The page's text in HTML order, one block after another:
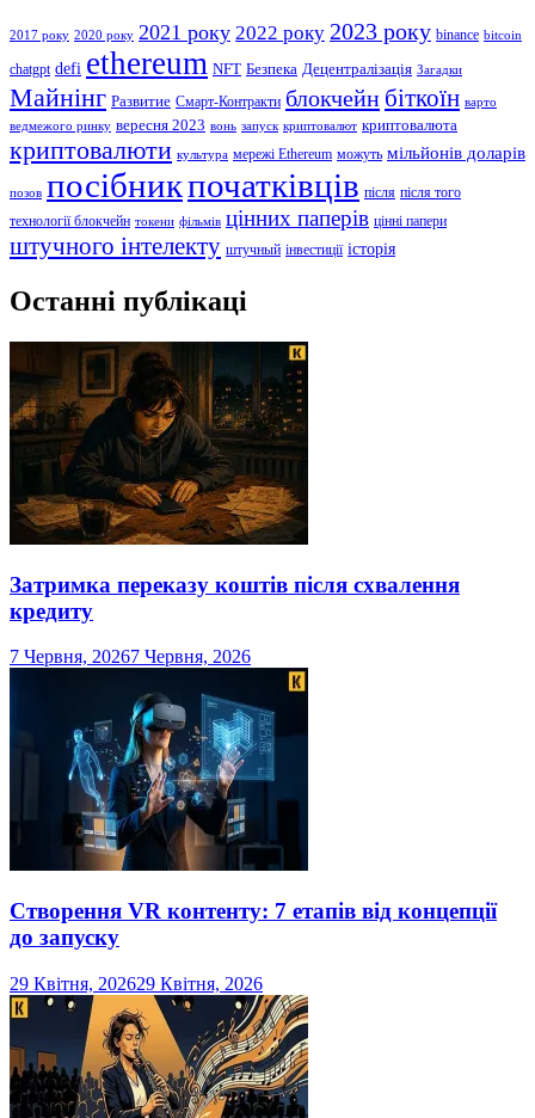
2017 року 2020 року 2021 року 2022 року 2023 року binance bitcoin
chatgpt defi ethereum NFT Безпека Децентралізація Загадки
Майнінг Развитие Смарт-Контракти блокчейн біткоїн варто
ведмежого ринку вересня 2023 вонь запуск криптовалют криптовалюта
криптовалюти культура мережі Ethereum можуть мільйонів доларів
позов посібникпочатківців після після того
технології блокчейн токени фільмів цінних паперів цінні папери
штучного інтелекту штучный інвестиції історія
Останні публікаці
Затримка переказу коштів після схвалення
кредиту
7 Червня, 20267 Червня, 2026
Створення VR контенту: 7 етапів від концепції
до запуску
29 Квітня, 202629 Квітня, 2026